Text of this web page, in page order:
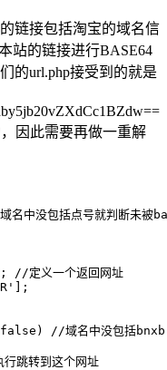
链接包括淘宝的域名信
站的链接进行BASE64
的url.php接受到的就是
因此需要再做一重解
括点号就判断未被
定义一个返回网址
//域名中没包括
转到这个网址